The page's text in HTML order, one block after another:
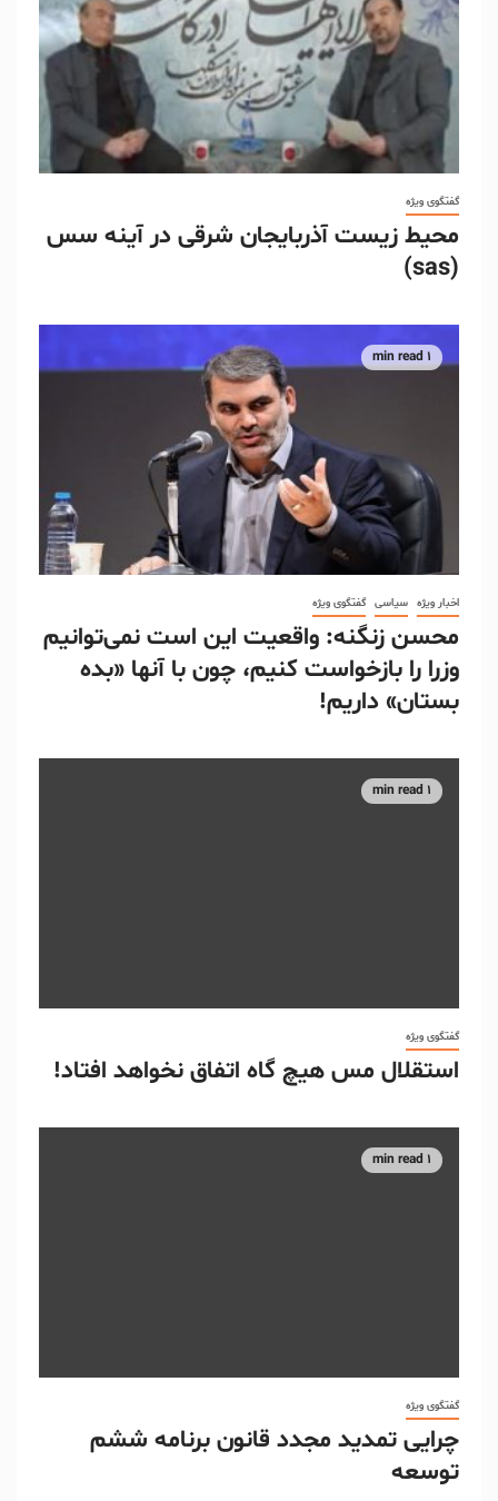
گفتگوی ویژه
محیط زیست آذربایجان شرقی در آینه سس
(sas)
1 min read
اخبار ویژه سیاسی گفتگوی ویژه
محسن زنگنه: واقعیت این است نمی‌توانیم
وزرا را بازخواست کنیم، چون با آنها «بده
بستان» داریم!
1 min read
گفتگوی ویژه
استقلال مس هیچ گاه اتفاق نخواهد افتاد!
1 min read
گفتگوی ویژه
چرایی تمدید مجدد قانون برنامه ششم
توسعه